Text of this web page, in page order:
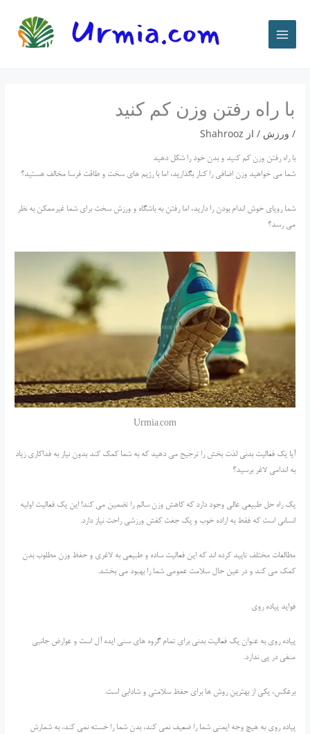
با راه رفتن وزن کم کنید
/ ورزش / از Shahrooz
با راه رفتن وزن کم کنید و بدن خود را شکل دهید
شما می خواهید وزن اضافی را کنار بگذارید، اما با رژیم های سخت و طاقت فرسا مخالف هستید؟
شما رویای خوش اندام بودن را دارید، اما رفتن به باشگاه و ورزش سخت برای شما غیرممکن به نظر
می رسد؟
Urmia.com
آیا یک فعالیت بدنی لذت بخش را ترجیح می دهید که به شما کمک کند بدون نیاز به فداکاری زیاد
به اندامی لاغر برسید؟
یک راه حل طبیعی عالی وجود دارد که کاهش وزن سالم را تضمین می کند! این یک فعالیت اولیه
انسانی است که فقط به اراده خوب و یک جفت کفش ورزشی راحت نیاز دارد.
مطالعات مختلف تایید کرده اند که این فعالیت ساده و طبیعی به لاغری و حفظ وزن مطلوب بدن
کمک می کند و در عین حال سلامت عمومی شما را بهبود می بخشد.
فواید پیاده روی
پیاده روی به عنوان یک فعالیت بدنی برای تمام گروه های سنی ایده آل است و عوارض جانبی
منفی در پی ندارد.
برعکس، یکی از بهترین روش ها برای حفظ سلامتی و شادابی است.
پیاده روی به هیچ وجه ایمنی شما را ضعیف نمی کند، بدن شما را خسته نمی کند، به شمارش